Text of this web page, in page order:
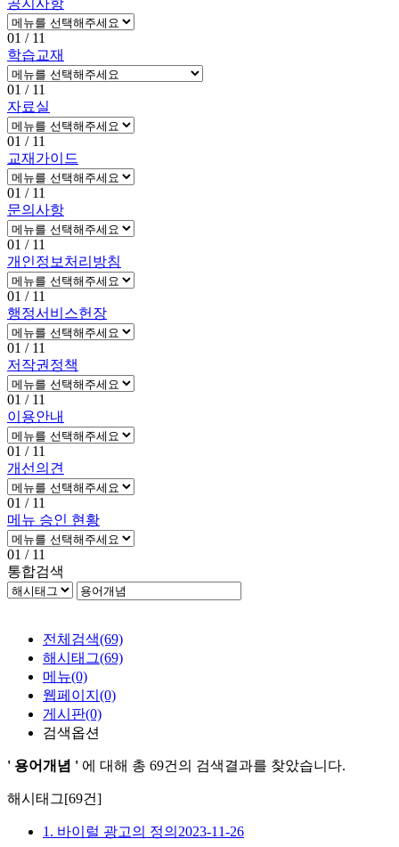
01 / 11
학습교재
01 / 11
자료실
01 / 11
교재가이드
01 / 11
문의사항
01 / 11
개인정보처리방침
01 / 11
행정서비스헌장
01 / 11
저작권정책
01 / 11
이용안내
01 / 11
개선의견
01 / 11
메뉴 승인 현황
01 / 11
통합검색
전체검색(69)
해시태그(69)
메뉴(0)
웹페이지 (0)
게시판(0)
검색옵션
' 용어개념 ' 에 대해 총 69건 의 검색결과를 찾았습니다.
해시태그[69건]
1. 바이럴 광고의 정의 2023-11-26